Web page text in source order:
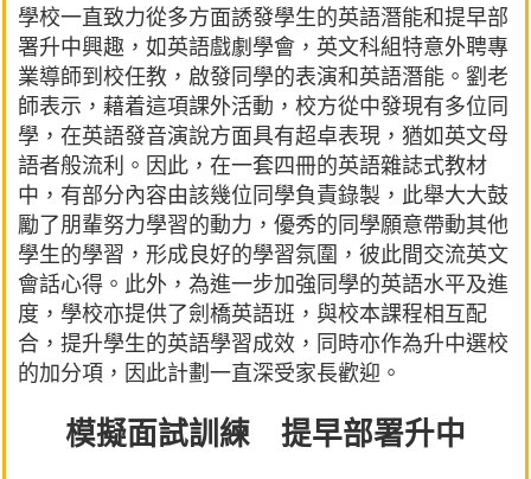
學校一直致力從多方面誘發學生的英語潛能和提早部
署升中興趣，如英語戲劇學會，英文科組特意外聘專
業導師到校任教，啟發同學的表演和英語潛能。劉老
師表示，藉着這項課外活動，校方從中發現有多位同
學，在英語發音演說方面具有超卓表現，猶如英文母
語者般流利。因此，在一套四冊的英語雜誌式教材
中，有部分內容由該幾位同學負責錄製，此舉大大鼓
勵了朋輩努力學習的動力，優秀的同學願意帶動其他
學生的學習，形成良好的學習氛圍，彼此間交流英文
會話心得。此外，為進一步加強同學的英語水平及進
度，學校亦提供了劍橋英語班，與校本課程相互配
合，提升學生的英語學習成效，同時亦作為升中選校
的加分項，因此計劃一直深受家長歡迎。
模擬面試訓練 提早部署升中